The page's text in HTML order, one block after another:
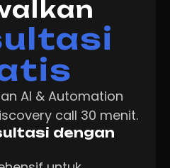
AI & Automation
call 30 menit.
dengan